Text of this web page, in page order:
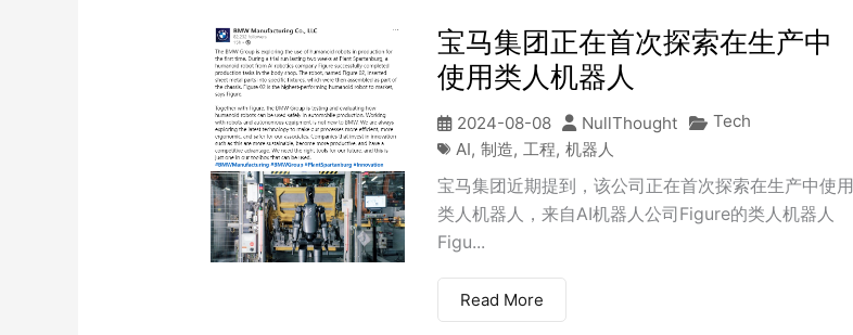
宝马集团正在首次探索在生产中
使用类人机器人
2024-08-08 NullThought
Tech
AI, 制造, 工程, 机器人
宝马集团近期提到，该公司正在首次探索在生产中使用
类人机器人，来自AI机器人公司Figure的类人机器人
Figu...
Read More